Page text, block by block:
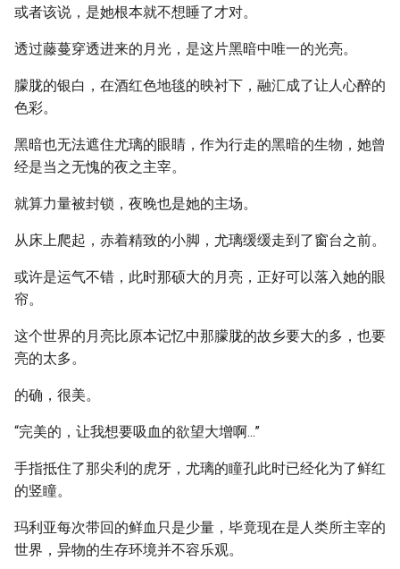
或者该说，是她根本就不想睡了才对。
透过藤蔓穿透进来的月光，是这片黑暗中唯一的光亮。
朦胧的银白，在酒红色地毯的映衬下，融汇成了让人心醉的
色彩。
黑暗也无法遮住尤璃的眼睛，作为行走的黑暗的生物，她曾
经是当之无愧的夜之主宰。
就算力量被封锁，夜晚也是她的主场。
从床上爬起，赤着精致的小脚，尤璃缓缓走到了窗台之前。
或许是运气不错，此时那硕大的月亮，正好可以落入她的眼
帘。
这个世界的月亮比原本记忆中那朦胧的故乡要大的多，也要
亮的太多。
的确，很美。
“完美的，让我想要吸血的欲望大增啊...”
手指抵住了那尖利的虎牙，尤璃的瞳孔此时已经化为了鲜红
的竖瞳。
玛利亚每次带回的鲜血只是少量，毕竟现在是人类所主宰的
世界，异物的生存环境并不容乐观。